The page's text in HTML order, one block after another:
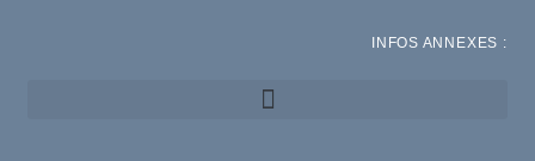
INFOS ANNEXES :